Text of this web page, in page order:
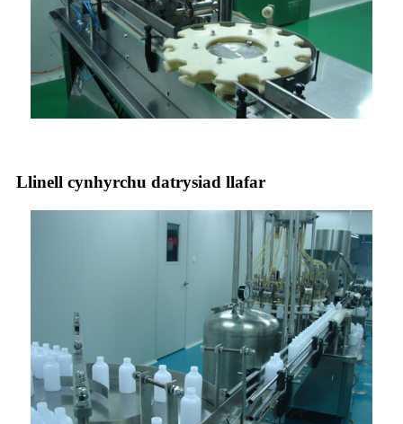
Llinell cynhyrchu datrysiad llafar